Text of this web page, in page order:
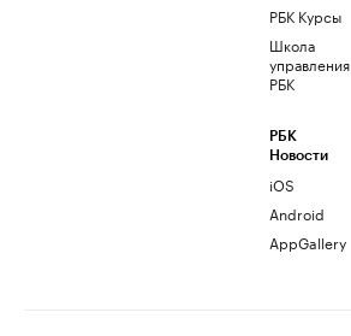
РБК Курсы
Школа
управления
РБК
РБК
Новости
iOS
Android
AppGallery